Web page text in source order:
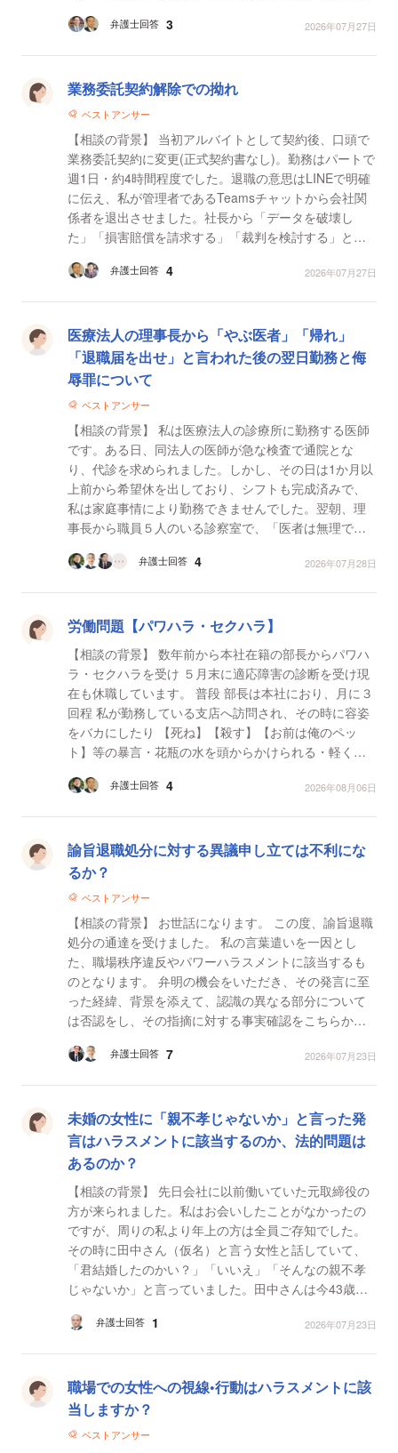
弁護士回答 3 2026年07月27日
業務委託契約解除での拗れ
ベストアンサー
【相談の背景】 当初アルバイトとして契約後、口頭で
業務委託契約に変更(正式契約書なし)。勤務はパートで
週1日・約4時間程度でした。退職の意思はLINEで明確
に伝え、私が管理者であるTeamsチャットから会社関
係者を退出させました。社長から「データを破壊し
た」「損害賠償を請求する」「裁判を検討する」との
で、具体的な...
弁護士回答 4 2026年07月27日
医療法人の理事長から「やぶ医者」「帰れ」
「退職届を出せ」と言われた後の翌日勤務と侮
辱罪について
ベストアンサー
【相談の背景】 私は医療法人の診療所に勤務する医師
です。ある日、同法人の医師が急な検査で通院とな
り、代診を求められました。しかし、その日は1か月以
上前から希望休を出しており、シフトも完成済みで、
私は家庭事情により勤務できませんでした。翌朝、理
事長から職員５人のいる診察室で、「医者は無理でも
らない」「...弁護士回答 4 2026年07月28日
労働問題【パワハラ・セクハラ】
【相談の背景】 数年前から本社在籍の部長からパワハ
ラ・セクハラを受け ５月末に適応障害の診断を受け現
在も休職しています。 普段 部長は本社におり、月に３
回程 私が勤務している支店へ訪問され、その時に容姿
をバカにしたり 【死ね】【殺す】【お前は俺のペッ
ト】等の暴言・花瓶の水を頭からかけられる・軽く蹴
同僚...
弁護士回答 4 2026年08月06日
諭旨退職処分に対する異議申し立ては不利にな
るか？
ベストアンサー
【相談の背景】 お世話になります。 この度、諭旨退職
処分の通達を受けました。 私の言葉遣いを一因とし
た、職場秩序違反やパワーハラスメントに該当するも
のとなります。 弁明の機会をいただき、その発言に至
った経緯、背景を添えて、認識の異なる部分について
は否認をし、その指摘に対する事実確認をこちらから
弁護士回答 7 2026年07月23日
未婚の女性に「親不孝じゃないか」と言った発
言はハラスメントに該当するのか、法的問題は
あるのか？
【相談の背景】 先日会社に以前働いていた元取締役の
方が来られました。私はお会いしたことがなかったの
ですが、周りの私より年上の方は全員ご存知でした。
その時に田中さん（仮名）と言う女性と話していて、
「君結婚したのかい？」「いいえ」「そんなの親不孝
じゃないか」と言っていました。田中さんは今43歳で
弁護士回答 1 2026年07月23日
職場での女性への視線•行動はハラスメントに該
当しますか？
ベストアンサー